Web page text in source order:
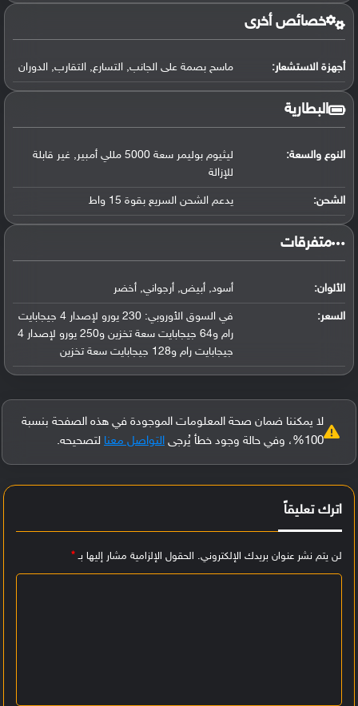
خصائص أخرى
أجهزة الاستشعار: ماسح بصمة على الجانب, التسارع, التقارب, الدوران
البطارية
النوع والسعة:
ليثيوم بوليمر سعة 5000 مللي أمبير, غير قابلة
للإزالة
الشحن: يدعم الشحن السريع بقوة 15 واط
‏متفرقات‏
الألوان: أسود, أبيض, أرجواني, أخضر
السعر:
في السوق الأوروبي: 230 يورو لإصدار 4 جيجابايت
رام و64 جيجابايت سعة تخزين و250 يورو لإصدار 4
جيجابايت رام و128 جيجابايت سعة تخزين
لا يمكننا ضمان صحة المعلومات الموجودة في هذه الصفحة بنسبة
100%، وفي حالة وجود خطأ يُرجى
التواصل معنا لتصحيحه.
اترك تعليقاً
لن يتم نشر عنوان بريدك الإلكتروني. الحقول الإلزامية مشار إليها بـ*